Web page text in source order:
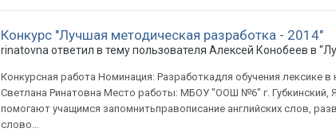
Конкурс "Лучшая методическая разработка - 2014"
rinatovna ответил в тему пользователя Алексей Конобеев в
Конкурсная работа Номинация: Разработкадля обучения
Светлана Ринатовна Место работы: МБОУ "ООШ №6" г.
помогают учащимся запомнитьправописание английских слов,
слово...